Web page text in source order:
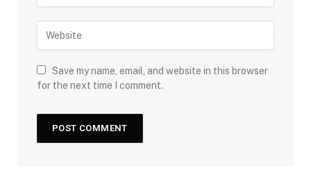
Save my name, email, and website in this browser
for the next time I comment.